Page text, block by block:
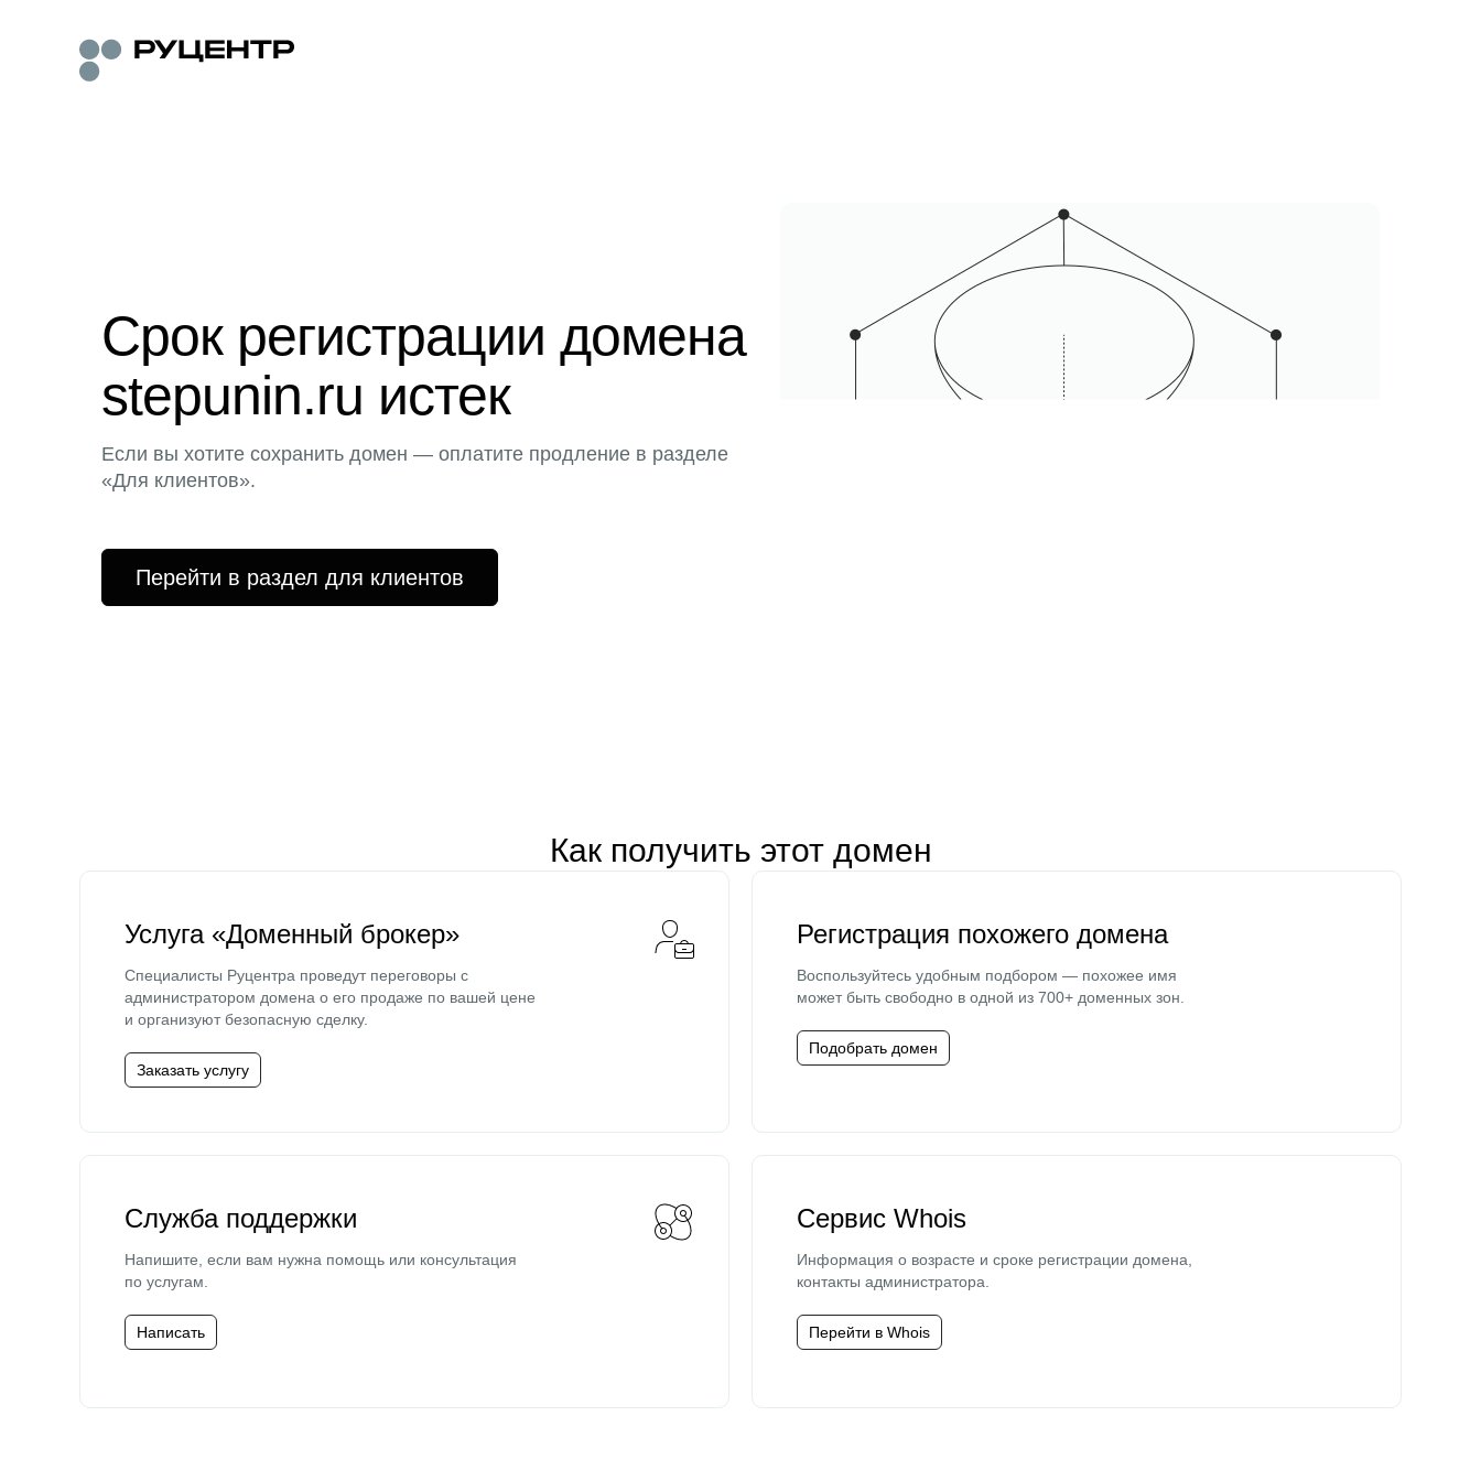
Срок регистрации домена
stepunin.ru истек
Если вы хотите сохранить домен — оплатите продление в разделе
«Для клиентов».
Перейти в раздел для клиентов
Как получить этот домен
Услуга «Доменный брокер»
Специалисты Руцентра проведут переговоры с
администратором домена о его продаже по вашей цене
и организуют безопасную сделку.
Заказать услугу
Регистрация похожего домена
Воспользуйтесь удобным подбором — похожее имя
может быть свободно в одной из 700+ доменных зон.
Подобрать домен
Служба поддержки
Напишите, если вам нужна помощь или консультация
по услугам.
Написать
Сервис Whois
Информация о возрасте и сроке регистрации домена,
контакты администратора.
Перейти в Whois